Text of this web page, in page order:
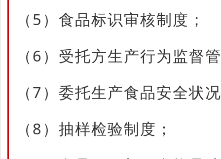
（5）食品标识审核制度；
（6）受托方生产行为监督
（7）委托生产食品安全状
（8）抽样检验制度；